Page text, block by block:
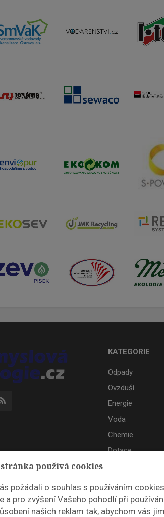
používá cookies
požádali o souhlas s používáním
a pro zvýšení Vašeho pohodlí při
našich reklam tak, abychom vás
KATEGORIE
Odpady
Ovzduší
Energie
Voda
Chemie
Dotace
|Nastavení cookies